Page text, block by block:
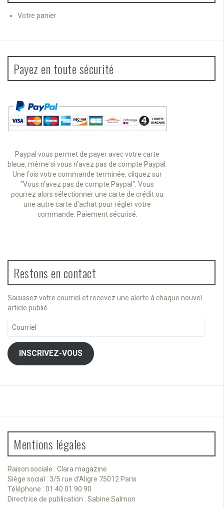
Votre panier
Payez en toute sécurité
Paypal vous permet de payer avec votre carte
bleue, même si vous n'avez pas de compte Paypal.
Une fois votre commande terminée, cliquez sur
"Vous n'avez pas de compte Paypal". Vous
pourrez alors sélectionner une carte de crédit ou
une autre carte d'achat pour régler votre
commande. Paiement sécurisé.
Restons en contact
Saisissez votre courriel et recevez une alerte à chaque nouvel
article publié.
INSCRIVEZ-VOUS
Mentions légales
Raison sociale : Clara magazine
Siège social : 3/5 rue d’Aligre 75012 Paris
Téléphone : 01 40 01 90 90
Directrice de publication : Sabine Salmon